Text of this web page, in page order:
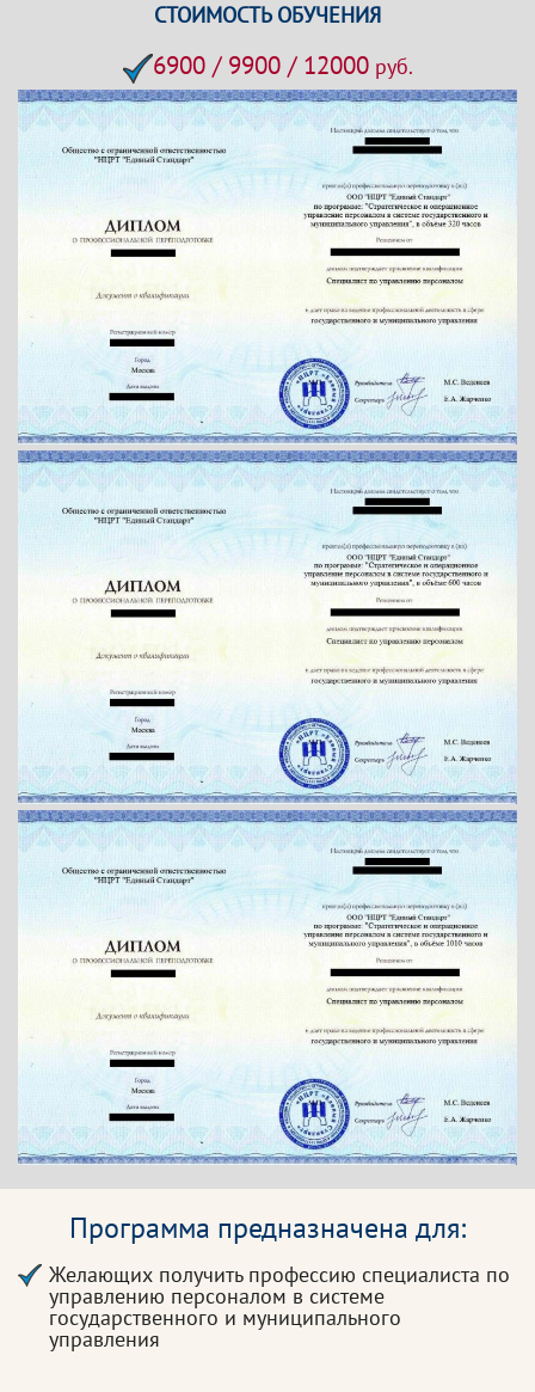
СТОИМОСТЬ ОБУЧЕНИЯ
6900 / 9900 / 12000руб.
Программа предназначена для:
Желающих получить профессию специалиста по
управлению персоналом в системе
государственного и муниципального
управления